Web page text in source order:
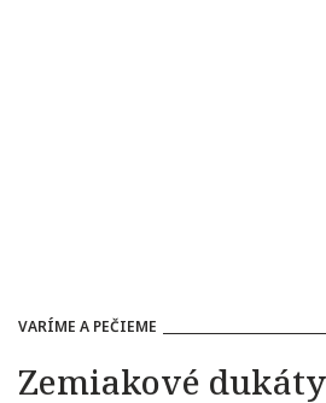
VARÍME A PEČIEME